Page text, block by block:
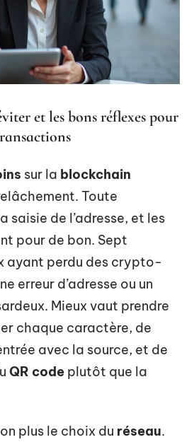
et les bons réflexes pour
sur la blockchain
Toute
saisie de l’adresse, et les
pour de bon. Sept
ayant perdu des crypto-
erreur d’adresse ou un
Mieux vaut prendre
chaque caractère, de
avec la source, et de
QR code plutôt que la
plus le choix du réseau.